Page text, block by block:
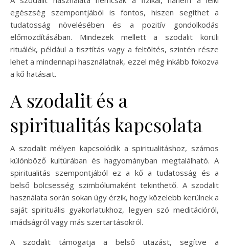
egészség szempontjából is fontos, hiszen segíthet a
tudatosság növelésében és a pozitív gondolkodás
előmozdításában. Mindezek mellett a szodalit körüli
rituálék, például a tisztítás vagy a feltöltés, szintén része
lehet a mindennapi használatnak, ezzel még inkább fokozva
a kő hatásait.
A szodalit és a
spiritualitás kapcsolata
A szodalit mélyen kapcsolódik a spiritualitáshoz, számos
különböző kultúrában és hagyományban megtalálható. A
spiritualitás szempontjából ez a kő a tudatosság és a
belső bölcsesség szimbólumaként tekinthető. A szodalit
használata során sokan úgy érzik, hogy közelebb kerülnek a
saját spirituális gyakorlatukhoz, legyen szó meditációról,
imádságról vagy más szertartásokról.
A szodalit támogatja a belső utazást, segítve a